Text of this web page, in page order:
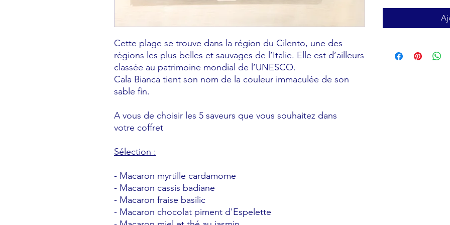
Cette plage se trouve dans la région du Cilento, une des
régions les plus belles et sauvages de l’Italie. Elle est d’ailleurs
classée au patrimoine mondial de l’UNESCO.
Cala Bianca tient son nom de la couleur immaculée de son
sable fin.
A vous de choisir les 5 saveurs que vous souhaitez dans
votre coffret
Sélection :
- Macaron myrtille cardamome
- Macaron cassis badiane
- Macaron fraise basilic
- Macaron chocolat piment d'Espelette